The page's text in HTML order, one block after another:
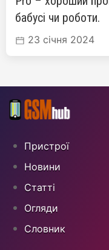
бабусі чи роботи.
23 січня 2024
Пристрої
Новини
Статті
Огляди
Cловник